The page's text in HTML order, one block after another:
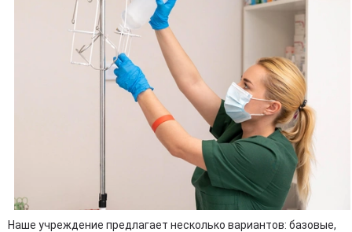
Наше учреждение предлагает несколько вариантов: базовые,